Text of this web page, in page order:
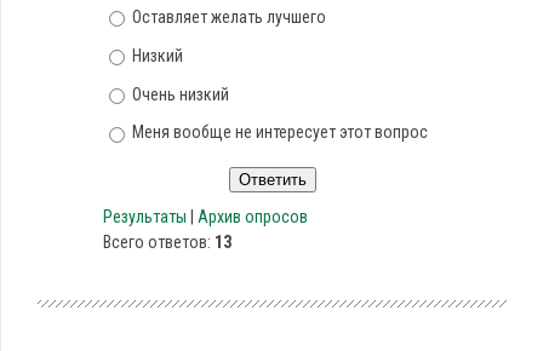
Оставляет желать лучшего
Низкий
Очень низкий
Меня вообще не интересует этот вопрос
Результаты
Архив опросов
Всего ответов: 13